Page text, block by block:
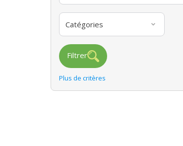
Catégories
Filtrer
Plus de critères